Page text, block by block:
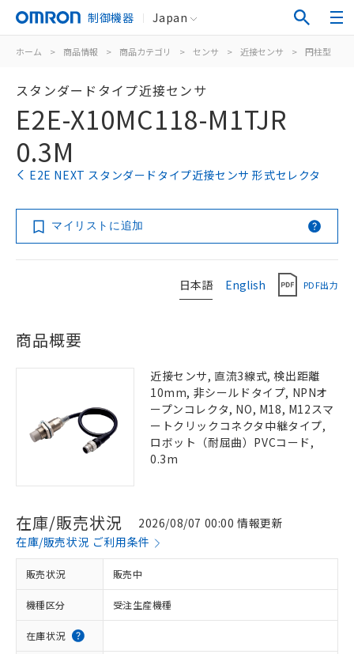
制御機器 Japan
ホーム > 商品情報 > 商品カテゴリ > センサ > 近接センサ > 円柱型
スタンダードタイプ近接センサ
E2E-X10MC118-M1TJR
0.3M
E2E NEXT スタンダードタイプ近接センサ 形式セレクタ
マイリストに追加
日本語 English PDF出力
商品概要
近接センサ, 直流3線式, 検出距離
10mm, 非シールドタイプ, NPNオ
ープンコレクタ, NO, M18, M12スマ
ートクリックコネクタ中継タイプ,
ロボット（耐屈曲）PVCコード,
0.3m
在庫/販売状況
2026/08/07 00:00 情報更新
在庫/販売状況 ご利用条件
販売状況 販売中
機種区分 受注生産機種
在庫状況